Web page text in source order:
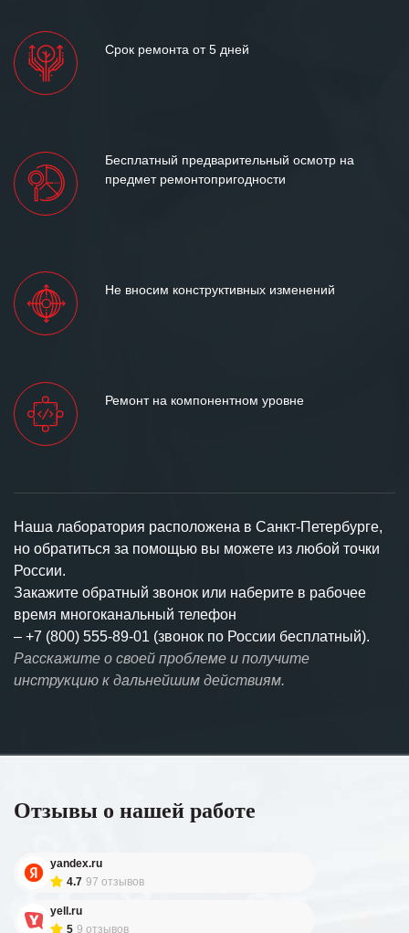
Срок ремонта от 5 дней
Бесплатный предварительный осмотр на
предмет ремонтопригодности
Не вносим конструктивных изменений
Ремонт на компонентном уровне
Наша лаборатория расположена в Санкт-Петербурге,
но обратиться за помощью вы можете из любой точки
России.
Закажите обратный звонок или наберите в рабочее
время многоканальный телефон
– +7 (800) 555-89-01 (звонок по России бесплатный).
Расскажите о своей проблеме и получите
инструкцию к дальнейшим действиям.
Отзывы о нашей работе
yandex.ru
4.7 97 отзывов
yell.ru
5 9 отзывов